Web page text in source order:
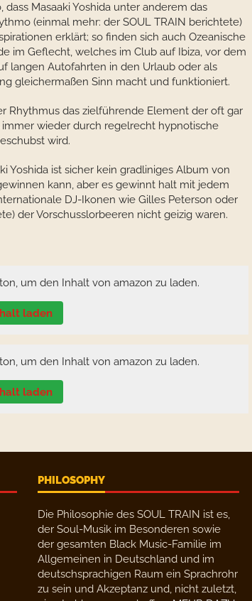
dass Masaaki Yoshida unter anderem das
(einmal mehr: der SOUL TRAIN berichtete)
erklärt; so finden sich auch Ozeanische
im Geflecht, welches im Club auf Ibiza, vor dem
langen Autofahrten in den Urlaub oder als
gleichermaßen Sinn macht und funktioniert.
Rhythmus das zielführende Element der oft gar
immer wieder durch regelrecht hypnotische
wird.
Yoshida ist sicher kein gradliniges Album von
kann, aber es gewinnt halt mit jedem
DJ-Ikonen wie Gilles Peterson oder
der Vorschusslorbeeren nicht geizig waren.
um den Inhalt von amazon zu laden.
laden
um den Inhalt von amazon zu laden.
laden
PHILOSOPHY
Die Philosophie des SOUL TRAIN ist es,
der Soul-Musik im Besonderen sowie
der gesamten Black Music-Familie im
Allgemeinen in Deutschland und im
deutschsprachigen Raum ein Sprachrohr
zu sein und Akzeptanz und, nicht zuletzt,